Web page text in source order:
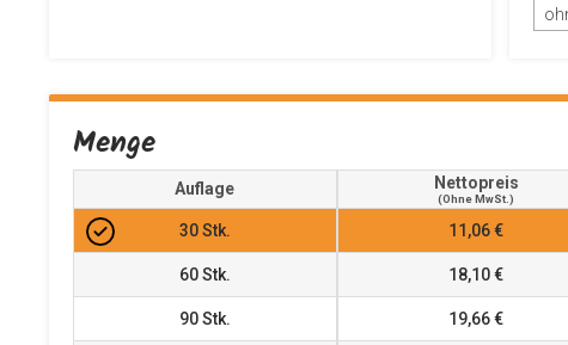
Menge
Auflage Nettopreis
(ohne MwSt.)
30Stk. 11,06 €
60Stk. 18,10 €
90Stk. 19,66 €